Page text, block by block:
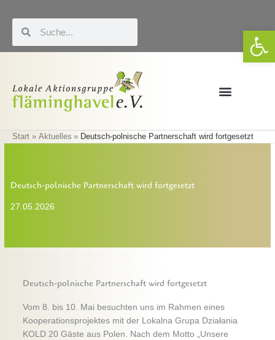
Inhalt
springen
Start Aktuelles Deutsch-polnische Partnerschaft wird fortgesetzt
Deutsch-polnische Partnerschaft wird fortgesetzt
27.05.2026
Deutsch-polnische Partnerschaft wird fortgesetzt
Vom 8. bis 10. Mai besuchten uns im Rahmen eines
Kooperationsprojektes mit der Lokalna Grupa Działania
KOLD 20 Gäste aus Polen. Nach dem Motto „Unsere